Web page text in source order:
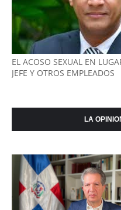
EL ACOSO SEXUAL EN
JEFE Y OTROS EMPLEADOS
LA